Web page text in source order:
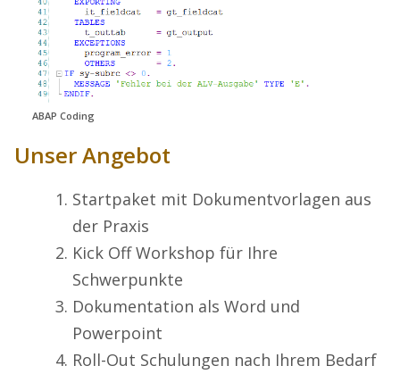
ABAP Coding
Unser Angebot
Startpaket mit Dokumentvorlagen aus
der Praxis
Kick Off Workshop für Ihre
Schwerpunkte
Dokumentation als Word und
Powerpoint
Roll-Out Schulungen nach Ihrem Bedarf